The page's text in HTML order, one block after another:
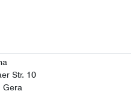
Str. 10
Gera